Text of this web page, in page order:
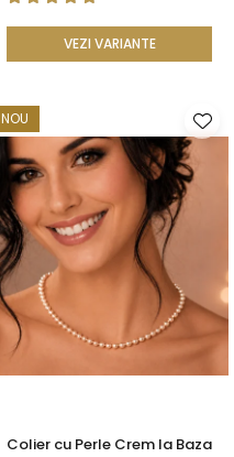
VEZI VARIANTE
NOU
Colier cu Perle Crem la Baza